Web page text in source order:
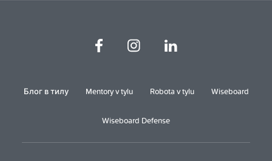
Блог в тилу Mentory v tylu Robota v tylu Wiseboard
Wiseboard Defense